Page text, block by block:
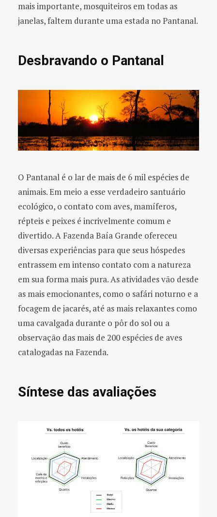
mais importante, mosquiteiros em todas as
janelas, faltem durante uma estada no Pantanal.
Desbravando o Pantanal
O Pantanal é o lar de mais de 6 mil espécies de
animais. Em meio a esse verdadeiro santuário
ecológico, o contato com aves, mamíferos,
répteis e peixes é incrivelmente comum e
divertido. A Fazenda Baía Grande ofereceu
diversas experiências para que seus hóspedes
entrassem em intenso contato com a natureza
em sua forma mais pura. As atividades vão desde
as mais emocionantes, como o safári noturno e a
focagem de jacarés, até as mais relaxantes como
uma cavalgada durante o pôr do sol ou a
observação das mais de 200 espécies de aves
catalogadas na Fazenda.
Síntese das avaliações